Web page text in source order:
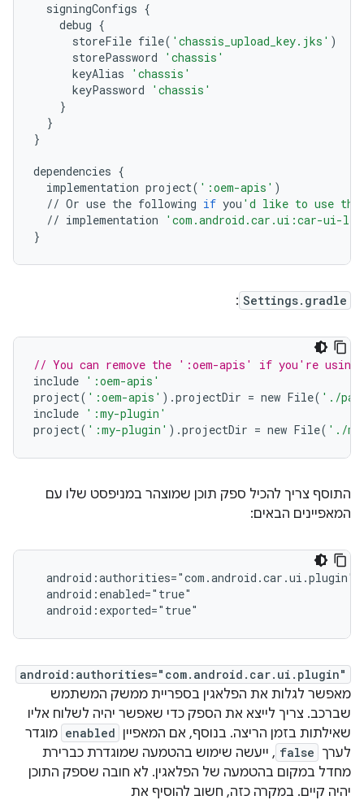
signingConfigs {
debug {
storeFile file( 'chassis_upload_key.jks' )
storePassword
'chassis'
keyAlias
'chassis'
keyPassword
'chassis'
}
}
}
dependencies {
implementation project( ':oem-apis' )
// Or use the following if you 'd like to use the
// implementation
'com.android.car.ui:car-ui-
}
Settings.gradle
:
// You can remove the ':oem-apis' if you're
include ':oem-apis'
project( ':oem-apis' ).projectDir = new File( './
include ':my-plugin'
project( ':my-plugin' ).projectDir = new File( './
התוסף צריך להכיל ספק תוכן שמוצהר במניפסט שלו עם
המאפיינים הבאים:
android:authorities="com.android.car.ui.plugin"
מאפשר לגלות את הפלאגין בספריית ממשק המשתמש
שברכב. צריך לייצא את הספק כדי שאפשר יהיה לשלוח אליו
שאילתות בזמן הריצה. בנוסף, אם המאפיין enabled מוגדר
לערך false , ייעשה שימוש בהטמעה שמוגדרת כברירת
מחדל במקום בהטמעה של הפלאגין. לא חובה שספק התוכן
יהיה קיים. במקרה כזה, חשוב להוסיף את